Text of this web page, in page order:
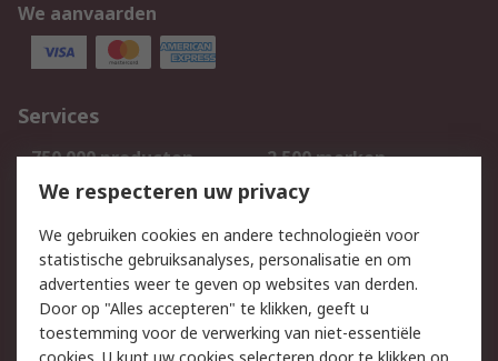
We aanvaarden
Services
750.000 producten
2.500 merken
Bestellen
Inkoopoplossingen
Track & Trace
Wettelijk
Cookiebeleid Email veiligheid
We respecteren uw privacy
We gebruiken cookies en andere technologieën voor
statistische gebruiksanalyses, personalisatie en om
advertenties weer te geven op websites van derden.
Door op "Alles accepteren" te klikken, geeft u
toestemming voor de verwerking van niet-essentiële